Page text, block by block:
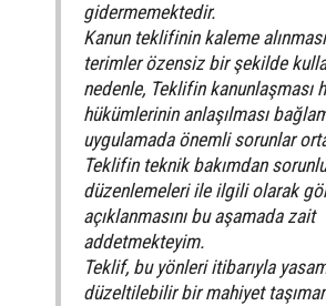
gidermemektedir.
Kanun teklifinin kaleme
terimler özensiz bir şekilde
nedenle, Teklifin kanunlaşması
hükümlerinin anlaşılması
uygulamada önemli sorunlar
Teklifin teknik bakımdan
düzenlemeleri ile ilgili olarak
açıklanmasını bu aşamada zait
addetmekteyim.
Teklif, bu yönleri itibarıyla
düzeltilebilir bir mahiyet